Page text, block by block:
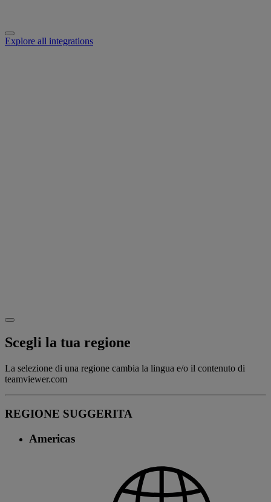
Explore all integrations
Scegli la tua regione
La selezione di una regione cambia la lingua e/o il contenuto di
teamviewer.com
REGIONE SUGGERITA
Americas